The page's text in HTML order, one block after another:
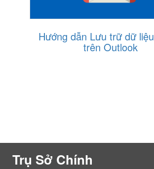
Hướng dẫn Lưu trữ dữ
trên Outlook
Trụ Sở Chính